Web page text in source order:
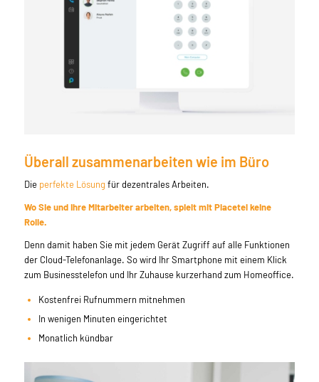
Überall zusammenarbeiten wie im Büro
Dieperfekte Lösung für dezentrales Arbeiten.
Wo Sie und Ihre Mitarbeiter arbeiten, spielt mit Placetel keine
Rolle.
Denn damit haben Sie mit jedem Gerät Zugriff auf alle Funktionen
der Cloud-Telefonanlage. So wird Ihr Smartphone mit einem Klick
zum Businesstelefon und Ihr Zuhause kurzerhand zum Homeoffice.
Kostenfrei Rufnummern mitnehmen
In wenigen Minuten eingerichtet
Monatlich kündbar